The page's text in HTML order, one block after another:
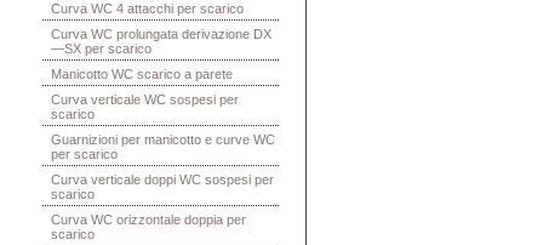
Curva WC 4 attacchi per scarico
Curva WC prolungata derivazione DX
—SX per scarico
Manicotto WC scarico a parete
Curva verticale WC sospesi per
scarico
Guarnizioni per manicotto e curve WC
per scarico
Curva verticale doppi WC sospesi per
scarico
Curva WC orizzontale doppia per
scarico